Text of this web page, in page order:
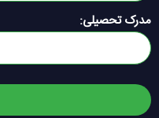
مدرک تحصیلی: